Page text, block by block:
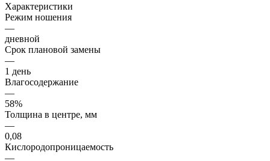
Характеристики
Режим ношения
—
дневной
Срок плановой замены
—
1 день
Влагосодержание
—
58%
Толщина в центре, мм
—
0,08
Кислородопроницаемость
—